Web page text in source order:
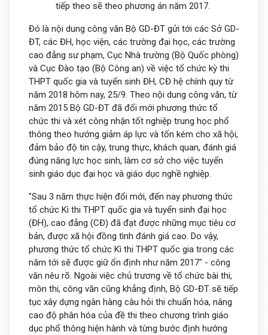
tiếp theo sẽ theo phương án năm 2017.
Đó là nội dung công văn Bộ GD-ĐT gửi tới các Sở GD-
ĐT, các ĐH, học viện, các trường đại học, các trường
cao đẳng sư phạm, Cục Nhà trường (Bộ Quốc phòng)
và Cục Đào tạo (Bộ Công an) về việc tổ chức kỳ thi
THPT quốc gia và tuyển sinh ĐH, CĐ hệ chính quy từ
năm 2018 hôm nay, 25/9. Theo nội dung công văn, từ
năm 2015 Bộ GD-ĐT đã đổi mới phương thức tổ
chức thi và xét công nhận tốt nghiệp trung học phổ
thông theo hướng giảm áp lực và tốn kém cho xã hội,
đảm bảo độ tin cậy, trung thực, khách quan, đánh giá
đúng năng lực học sinh, làm cơ sở cho việc tuyển
sinh giáo dục đại học và giáo dục nghề nghiệp.
"Sau 3 năm thực hiện đổi mới, đến nay phương thức
tổ chức Kì thi THPT quốc gia và tuyển sinh đại học
(ĐH), cao đẳng (CĐ) đã đạt được những mục tiêu cơ
bản, được xã hội đồng tình đánh giá cao. Do vậy,
phương thức tổ chức Kì thi THPT quốc gia trong các
năm tới sẽ được giữ ổn định như năm 2017" - công
văn nêu rõ. Ngoài việc chủ trương về tổ chức bài thi,
môn thi, công văn cũng khẳng định, Bộ GD-ĐT sẽ tiếp
tục xây dựng ngân hàng câu hỏi thi chuẩn hóa, nâng
cao độ phân hóa của đề thi theo chương trình giáo
dục phổ thông hiện hành và từng bước định hướng